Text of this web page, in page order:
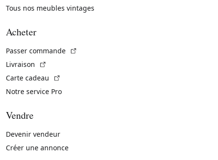
Tous nos meubles vintages
Acheter
Passer commande
Livraison
Carte cadeau
Notre service Pro
Vendre
Devenir vendeur
Créer une annonce